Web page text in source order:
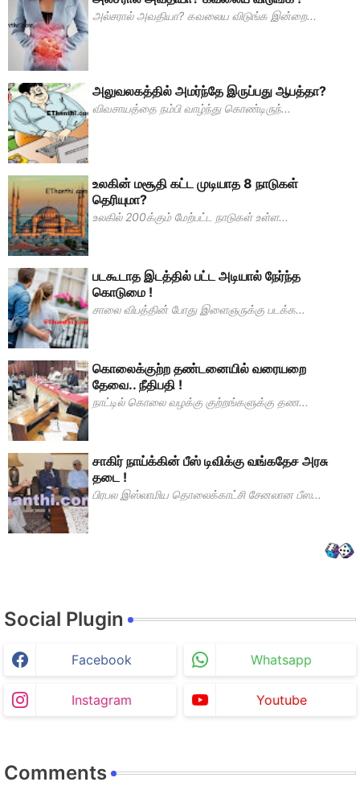
அல்சரால் அவதியா? கவலைய விடுங்க இன்றை...
அலுவலகத்தில் அமர்ந்தே இருப்பது ஆபத்தா?
விவசாயத்தை நம்பி வாழ்ந்து கொண்டிருந்...
உலகின் மசூதி கட்ட முடியாத 8 நாடுகள்
தெரியுமா?
உலகில் 200க்கும் மேற்பட்ட நாடுகள் உள்ள...
படகூடாத இடத்தில் பட்ட அடியால் நேர்ந்த
கொடுமை !
சாலை விபத்தின் போது இளைஞருக்கு படக்க...
கொலைக்குற்ற தண்டனையில் வரையறை
தேவை.. நீதிபதி !
நாட்டில் கொலை வழக்கு குற்றங்களுக்கு தண...
சாகிர் நாய்க்கின் பீஸ் டிவிக்கு வங்கதேச அரசு
தடை !
பிரபல இஸ்லாமிய தொலைக்காட்சி சேனலான பீஸ...
Social Plugin
Facebook Whatsapp
Instagram Youtube
Comments